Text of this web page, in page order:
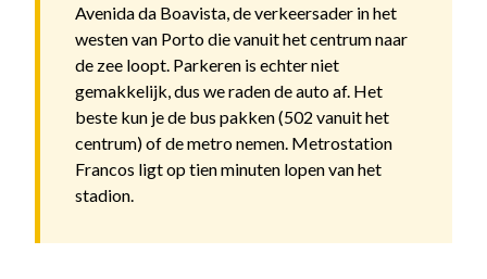
Avenida da Boavista, de verkeersader in het
westen van Porto die vanuit het centrum naar
de zee loopt. Parkeren is echter niet
gemakkelijk, dus we raden de auto af. Het
beste kun je de bus pakken (502 vanuit het
centrum) of de metro nemen. Metrostation
Francos ligt op tien minuten lopen van het
stadion.